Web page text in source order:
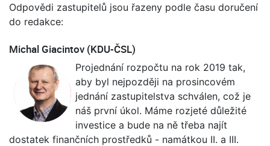
Odpovědi zastupitelů jsou řazeny podle času doručení
do redakce:
Michal Giacintov (KDU-ČSL)
Projednání rozpočtu na rok 2019 tak,
aby byl nejpozději na prosincovém
jednání zastupitelstva schválen, což je
náš první úkol. Máme rozjeté důležité
investice a bude na ně třeba najít
dostatek finančních prostředků - namátkou II. a III.